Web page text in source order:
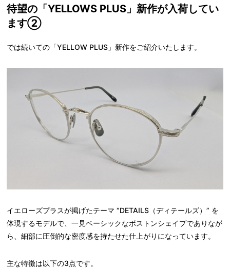
待望の「YELLOWS PLUS」新作が入荷してい
ます②
では続いての「YELLOW PLUS」新作をご紹介いたします。
イエローズプラスが掲げたテーマ “DETAILS（ディテールズ）” を
体現するモデルで、一見ベーシックなボストンシェイプでありなが
ら、細部に圧倒的な密度感を持たせた仕上がりになっています。
主な特徴は以下の3点です。